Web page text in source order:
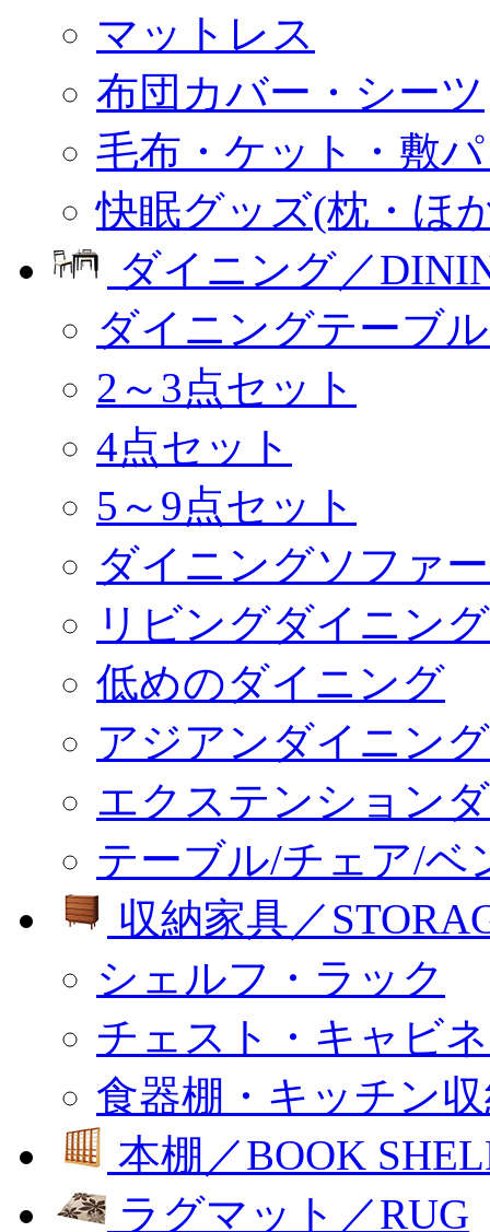
マットレス
布団カバー・シーツ
毛布・ケット・敷
快眠グッズ(枕・ほ
ダイニング／
ダイニングテーブ
2～3点セット
4点セット
5～9点セット
ダイニングソファ
リビングダイニン
低めのダイニング
アジアンダイニング
エクステンション
テーブル/チェア/ベ
収納家具／
シェルフ・ラック
チェスト・キャビ
食器棚・キッチン
本棚／BOOK
ラグマット／RUG